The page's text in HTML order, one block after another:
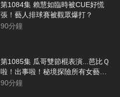
第1084集 賴慧如臨時被CUE好慌
張！藝人排球賽被觀眾爆打？
90分鐘
第1085集 瓜哥雙節棍表演...芭比Ｑ
啦！出事啦！秘境探險所有女藝人
齊尖叫
90分鐘